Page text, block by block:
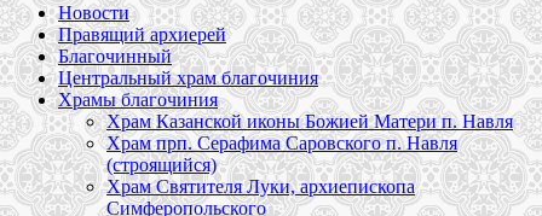
Новости
Правящий архиерей
Благочинный
Центральный храм благочиния
Храмы благочиния
Храм Казанской иконы Божией Матери п. Навля
Храм прп. Серафима Саровского п. Навля
(строящийся)
Храм Святителя Луки, архиепископа
Симферопольского